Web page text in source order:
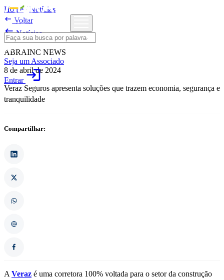
Seja um Associado
Entrarlogin
Home/Notícias
 Voltar
Notícias
ABRAINC NEWS
8 de abril de 2024
Veraz Seguros apresenta soluções que trazem economia, segurança e
tranquilidade
Compartilhar:
A Veraz é uma corretora 100% voltada para o setor da construção